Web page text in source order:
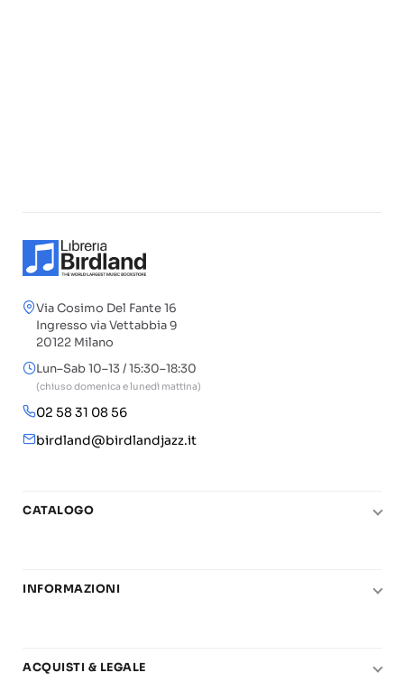
Via Cosimo Del Fante 16
Ingresso via Vettabbia 9
20122 Milano
Lun–Sab 10–13 / 15:30–18:30
(chiuso domenica e lunedì mattina)
02 58 31 08 56
birdland@birdlandjazz.it
CATALOGO
Chitarra
Basi play-along
INFORMAZIONI
Carta del Docente
ACQUISTI & LEGALE